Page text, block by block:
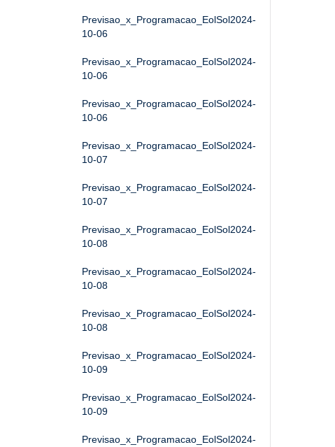
Previsao_x_Programacao_EolSol2024-
10-06
Previsao_x_Programacao_EolSol2024-
10-06
Previsao_x_Programacao_EolSol2024-
10-06
Previsao_x_Programacao_EolSol2024-
10-07
Previsao_x_Programacao_EolSol2024-
10-07
Previsao_x_Programacao_EolSol2024-
10-08
Previsao_x_Programacao_EolSol2024-
10-08
Previsao_x_Programacao_EolSol2024-
10-08
Previsao_x_Programacao_EolSol2024-
10-09
Previsao_x_Programacao_EolSol2024-
10-09
Previsao_x_Programacao_EolSol2024-